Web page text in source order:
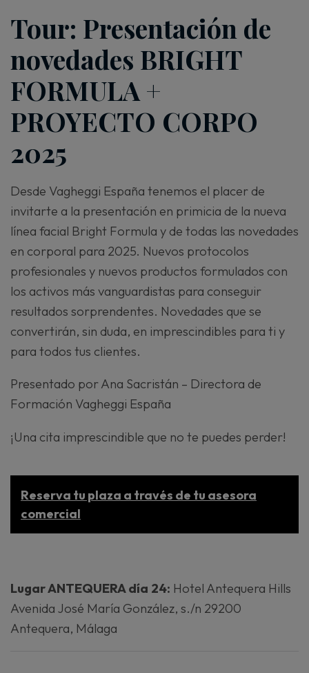
Tour: Presentación de
novedades BRIGHT
FORMULA +
PROYECTO CORPO
2025
Desde Vagheggi España tenemos el placer de
invitarte a la presentación en primicia de la nueva
línea facial Bright Formula y de todas las novedades
en corporal para 2025. Nuevos protocolos
profesionales y nuevos productos formulados con
los activos más vanguardistas para conseguir
resultados sorprendentes. Novedades que se
convertirán, sin duda, en imprescindibles para ti y
para todos tus clientes.
Presentado por Ana Sacristán – Directora de
Formación Vagheggi España
¡Una cita imprescindible que no te puedes perder!
Reserva tu plaza a través de tu asesora
comercial
Lugar ANTEQUERA día 24: Hotel Antequera Hills
Avenida José María González, s./n 29200
Antequera, Málaga